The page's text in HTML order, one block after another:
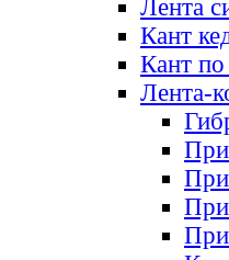
Лента
Кант
Кант
Лента-